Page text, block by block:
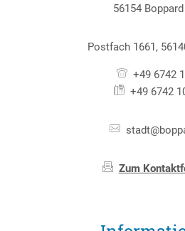
56154 Boppard
Postfach 1661,
+49 6742
+49 6742
Zum